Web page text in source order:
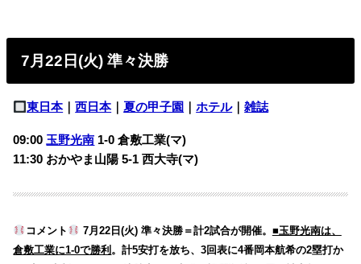
7月22日(火) 準々決勝
東日本｜西日本｜夏の甲子園 ｜ホテル｜雑誌
09:00 玉野光南 1-0 倉敷工業(マ)
11:30 おかやま山陽 5-1 西大寺(マ)
コメント 7月22日(火) 準々決勝＝計2試合が開催。 ■玉野光南は、
倉敷工業に1-0で勝利 。計5安打を放ち、3回表に4番岡本航希の2塁打か